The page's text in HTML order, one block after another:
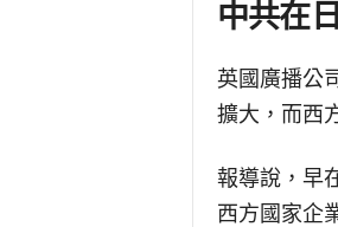
中共在
英國廣播公
擴大，而西
報導說，早
西方國家企